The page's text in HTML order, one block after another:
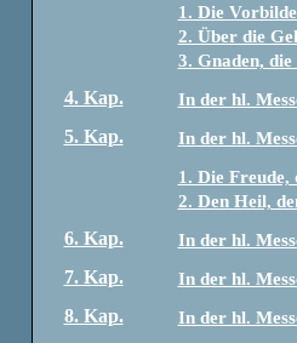
1. Die
2. Über die
3. Gnaden,
4. Kap. In der hl.
5. Kap.
In der hl.
1. Die
2. Den Heil,
6. Kap. In der hl.
7. Kap. In der hl.
8. Kap.
In der hl.